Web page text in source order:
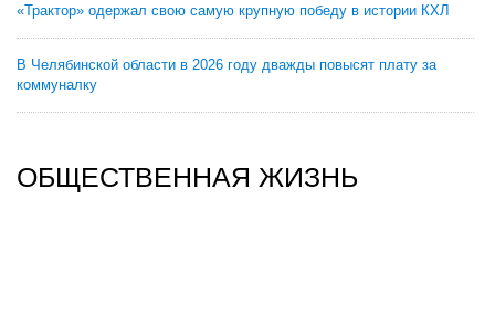
«Трактор» одержал свою самую крупную победу в истории КХЛ
В Челябинской области в 2026 году дважды повысят плату за
коммуналку
ОБЩЕСТВЕННАЯ ЖИЗНЬ